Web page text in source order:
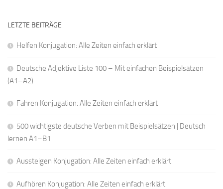
LETZTE BEITRÄGE
Helfen Konjugation: Alle Zeiten einfach erklärt
Deutsche Adjektive Liste 100 – Mit einfachen Beispielsätzen
(A1–A2)
Fahren Konjugation: Alle Zeiten einfach erklärt
500 wichtigste deutsche Verben mit Beispielsätzen | Deutsch
lernen A1–B1
Aussteigen Konjugation: Alle Zeiten einfach erklärt
Aufhören Konjugation: Alle Zeiten einfach erklärt